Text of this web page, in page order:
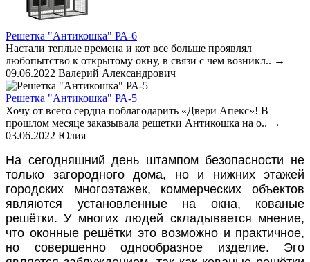
Решетка "Антикошка" РА-6
Настали теплые времена и кот все больше проявлял
любопытство к открытому окну, в связи с чем возникл.. →
09.06.2022 Валерий Александрович
Решетка "Антикошка" РА-5
Хочу от всего сердца поблагодарить «Двери Апекс»! В
прошлом месяце заказывала решетки Антикошка на о.. →
03.06.2022 Юлия
На сегодняшний день штампом безопасности не
только загородного дома, но и нижних этажей
городских многоэтажек, коммерческих объектов
являются установленные на окна, кованые
решётки. У многих людей складывается мнение,
что оконные решётки это возможно и практичное,
но совершенно однообразное изделие. Эго